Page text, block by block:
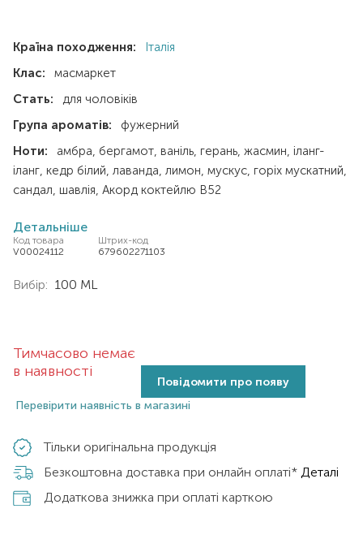
Країна походження:
Італія
Клас:
масмаркет
Стать:
для чоловіків
Група ароматів:
фужерний
Ноти:
амбра бергамот ваніль герань жасмин
іланг кедр білий лаванда лимон мускус горіх мускатний
сандал шавлія Акорд коктейлю В52
Детальніше
Код товара
V00024112
Штрих-код
679602271103
Вибір: 100 ML
Тимчасово немає
в наявності
Повідомити про появу
Перевірити наявність в магазині
Тільки оригінальна продукція
Безкоштовна доставка при онлайн оплаті* Деталі
Додаткова знижка при оплаті карткою